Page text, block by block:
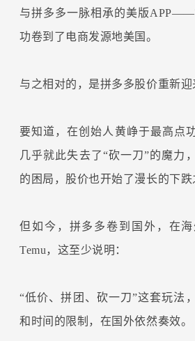
与拼多多一脉相承的美版
功卷到了电商发源地美国。
与之相对的，是拼多多股价重新迎
要知道，在创始人黄峥于最高点
几乎就此失去了“砍一刀”的魔力
的困局，股价也开始了漫长的下跌
但如今，拼多多卷到国外，在
Temu，这至少说明：
“低价、拼团、砍一刀”这套玩法
和时间的限制，在国外依然奏效。